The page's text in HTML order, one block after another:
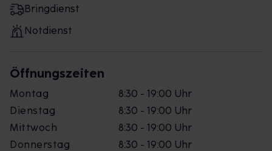
Bringdienst
Notdienst
Öffnungszeiten
Montag
8:30 - 19:00 Uhr
Dienstag
8:30 - 19:00 Uhr
Mittwoch
8:30 - 19:00 Uhr
Donnerstag
8:30 - 19:00 Uhr